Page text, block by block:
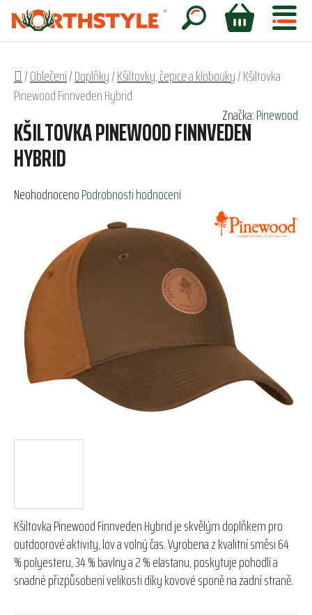
Přejít
obsah
Hledat
NÁKUPNÍ
Domů
/Oblečení/Doplňky/Kšiltovky, čepice a klobouky/Kšiltovka
Pinewood Finnveden Hybrid
Kšiltovka Pinewood Finnveden Hybrid je skvělým doplňkem pro
outdoorové aktivity, lov a volný čas. Vyrobena z kvalitní směsi 64
% polyesteru, 34 % bavlny a 2 % elastanu, poskytuje pohodlí a
snadné přizpůsobení velikosti díky kovové sponě na zadní straně.
KŠILTOVKA PINEWOOD FINNVEDEN
HYBRID
Průměrné
hvězdiček.
NeohodnocenoPodrobnosti hodnocení
Značka:Pinewood